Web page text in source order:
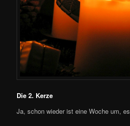
Die 2. Kerze
Ja, schon wieder ist eine Woche um,